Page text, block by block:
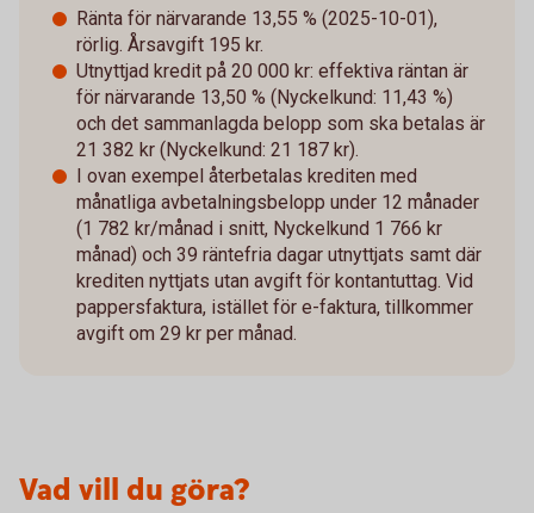
Ränta för närvarande 13,55 % (2025-10-01),
rörlig. Årsavgift 195 kr.
Utnyttjad kredit på 20 000 kr: effektiva räntan är
för närvarande 13,50 % (Nyckelkund: 11,43 %)
och det sammanlagda belopp som ska betalas är
21 382 kr (Nyckelkund: 21 187 kr).
I ovan exempel återbetalas krediten med
månatliga avbetalningsbelopp under 12 månader
(1 782 kr/månad i snitt, Nyckelkund 1 766 kr
månad) och 39 räntefria dagar utnyttjats samt där
krediten nyttjats utan avgift för kontantuttag. Vid
pappersfaktura, istället för e-faktura, tillkommer
avgift om 29 kr per månad.
Vad vill du göra?